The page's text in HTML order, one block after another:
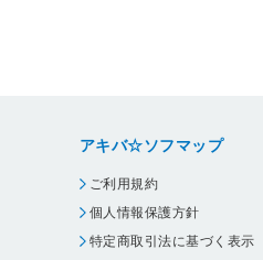
アキバ☆ソフマップ
ご利用規約
個人情報保護方針
特定商取引法に基づく表示